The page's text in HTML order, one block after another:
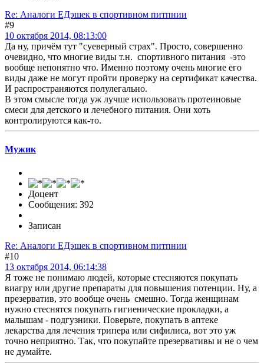
Re: Аналоги ЕДэшек в спортивном питпнии
#9
10 октября 2014, 08:13:00
Да ну, причём тут "суеверный страх". Просто, совершенно
очевидно, что многие виды т.н. спортивного питания -это
вообще непонятно что. Именно поэтому очень многие его
виды даже не могут пройти проверку на сертификат качества.
И распространяются полулегально.
В этом смысле тогда уж лучше использовать протеиновые
смеси для детского и лечебного питания. Они хоть
контролируются как-то.
Мужик
Доцент
Сообщения: 392
Записан
Re: Аналоги ЕДэшек в спортивном питпнии
#10
13 октября 2014, 06:14:38
Я тоже не понимаю людей, которые стесняются покупать
виагру или другие препараты для повышения потенции. Ну, а
презерватив, это вообще очень смешно. Тогда женщинам
нужно стеснятся покупать гигиенические прокладки, а
малышам - подгузники. Поверьте, покупать в аптеке
лекарства для лечения трипера или сифилиса, вот это уж
точно неприятно. Так, что покупайте презервативы и не о чем
не думайте.